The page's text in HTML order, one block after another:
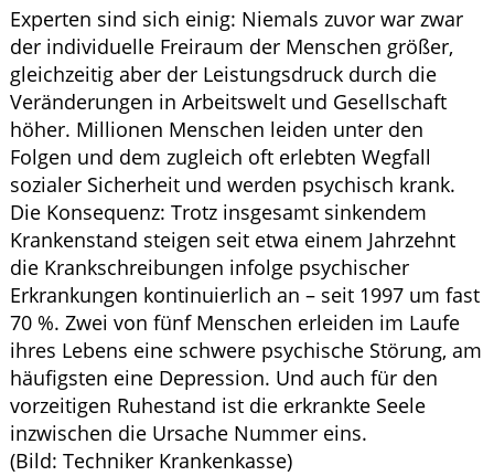
ELTERN UND KIND
Experten sind sich einig: Niemals zuvor war zwar
der individuelle Freiraum der Menschen größer,
gleichzeitig aber der Leistungsdruck durch die
Veränderungen in Arbeitswelt und Gesellschaft
höher. Millionen Menschen leiden unter den
Folgen und dem zugleich oft erlebten Wegfall
sozialer Sicherheit und werden psychisch krank.
Die Konsequenz: Trotz insgesamt sinkendem
Krankenstand steigen seit etwa einem Jahrzehnt
die Krankschreibungen infolge psychischer
Erkrankungen kontinuierlich an – seit 1997 um fast
70 %. Zwei von fünf Menschen erleiden im Laufe
ihres Lebens eine schwere psychische Störung, am
häufigsten eine Depression. Und auch für den
vorzeitigen Ruhestand ist die erkrankte Seele
inzwischen die Ursache Nummer eins.
(Bild: Techniker Krankenkasse)